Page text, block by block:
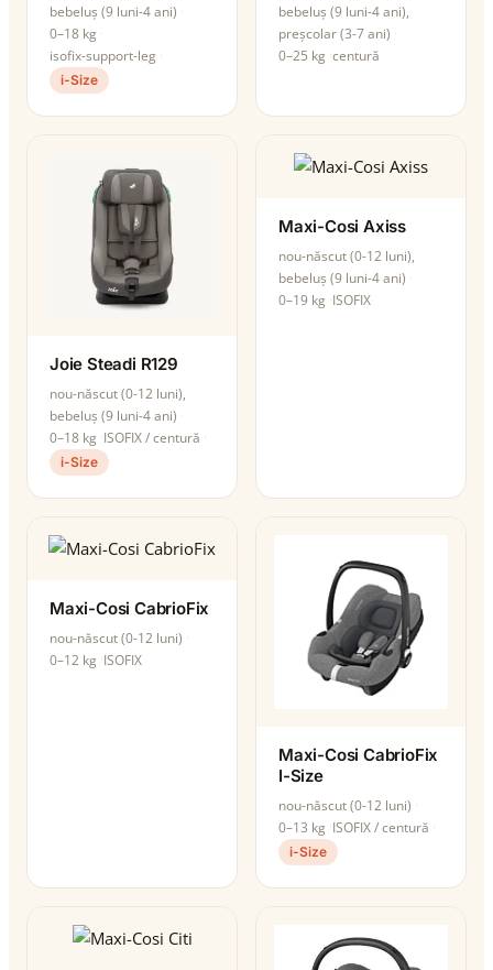
bebeluș (9 luni-4 ani)
0–18 kg
isofix-support-leg
i-Size
bebeluș (9 luni-4 ani),
preșcolar (3-7 ani)
0–25 kg centură
Joie Steadi R129
nou-născut (0-12 luni),
bebeluș (9 luni-4 ani)
0–18 kg ISOFIX / centură
i-Size
Maxi-Cosi Axiss
nou-născut (0-12 luni),
bebeluș (9 luni-4 ani)
0–19 kg ISOFIX
Maxi-Cosi CabrioFix
nou-născut (0-12 luni)
0–12 kg ISOFIX
Maxi-Cosi CabrioFix
I-Size
nou-născut (0-12 luni)
0–13 kg ISOFIX / centură
i-Size